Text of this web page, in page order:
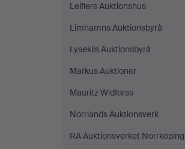
Leiflers Auktionshus
Limhamns Auktionsbyrå
Lysekils Auktionsbyrå
Markus Auktioner
Mauritz Widforss
Norrlands Auktionsverk
RA Auktionsverket Norrköping